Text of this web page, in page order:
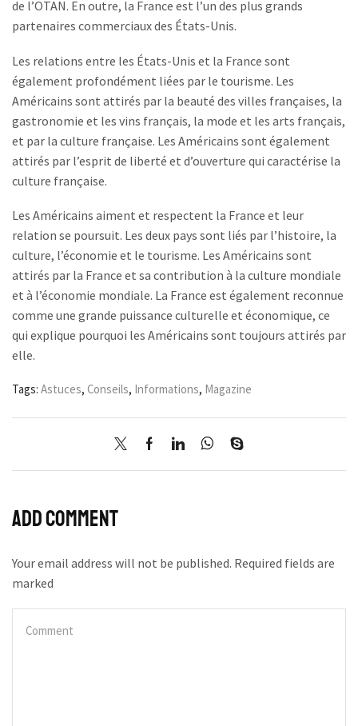
de l’OTAN. En outre, la France est l’un des plus grands
partenaires commerciaux des États-Unis.
Les relations entre les États-Unis et la France sont
également profondément liées par le tourisme. Les
Américains sont attirés par la beauté des villes françaises, la
gastronomie et les vins français, la mode et les arts français,
et par la culture française. Les Américains sont également
attirés par l’esprit de liberté et d’ouverture qui caractérise la
culture française.
Les Américains aiment et respectent la France et leur
relation se poursuit. Les deux pays sont liés par l’histoire, la
culture, l’économie et le tourisme. Les Américains sont
attirés par la France et sa contribution à la culture mondiale
et à l’économie mondiale. La France est également reconnue
comme une grande puissance culturelle et économique, ce
qui explique pourquoi les Américains sont toujours attirés par
elle.
Tags: Astuces, Conseils, Informations, Magazine
Add comment
Your email address will not be published. Required fields are
marked